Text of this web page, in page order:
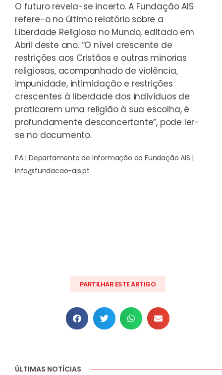
O futuro revela-se incerto.A Fundação AIS
refere-o no último relatório sobre a
Liberdade Religiosa no Mundo, editado em
Abril deste ano. “O nível crescente de
restrições aos Cristãos e outras minorias
religiosas, acompanhado de violência,
impunidade, intimidação e restrições
crescentes à liberdade dos indivíduos de
praticarem uma religião à sua escolha, é
profundamente desconcertante”, pode ler-
se no documento.
PA | Departamento de Informação da Fundação AIS |
info@fundacao-ais.pt
PARTILHAR ESTE ARTIGO
ÚLTIMAS NOTÍCIAS